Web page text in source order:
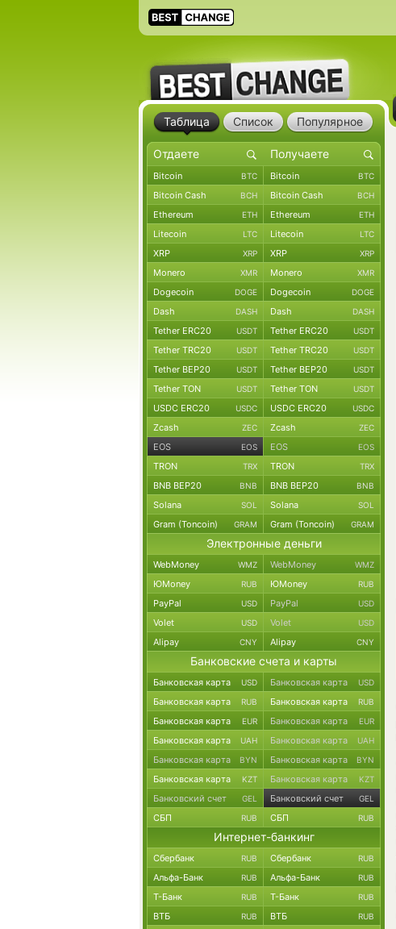
Таблица Список Популярное
Bitcoin BTC Bitcoin BTC
Bitcoin Cash BCH Bitcoin Cash BCH
Ethereum ETH Ethereum ETH
Litecoin LTC Litecoin LTC
XRP XRP XRP XRP
Monero XMR Monero XMR
Dogecoin DOGE Dogecoin DOGE
Dash DASH Dash DASH
Tether ERC20 USDT Tether ERC20 USDT
Tether TRC20 USDT Tether TRC20 USDT
Tether BEP20 USDT Tether BEP20 USDT
Tether TON USDT Tether TON USDT
USDC ERC20 USDC USDC ERC20 USDC
Zcash ZEC Zcash ZEC
EOS EOS EOS EOS
TRON TRX TRON TRX
BNB BEP20 BNB BNB BEP20 BNB
Solana SOL Solana SOL
Gram (Toncoin) GRAM Gram (Toncoin) GRAM
Электронные деньги
WebMoney WMZ WebMoney WMZ
ЮMoney RUB ЮMoney RUB
PayPal USD PayPal USD
Volet USD Volet USD
Alipay CNY Alipay CNY
Банковские счета и карты
Банковская карта USD Банковская карта USD
Банковская карта RUB Банковская карта RUB
Банковская карта EUR Банковская карта EUR
Банковская карта UAH Банковская карта UAH
Банковская карта BYN Банковская карта BYN
Банковская карта KZT Банковская карта KZT
Банковский счет GEL Банковский счет GEL
СБП RUB СБП RUB
Интернет-банкинг
Сбербанк RUB Сбербанк RUB
Альфа-Банк RUB Альфа-Банк RUB
Т-Банк RUB Т-Банк RUB
ВТБ RUB ВТБ RUB